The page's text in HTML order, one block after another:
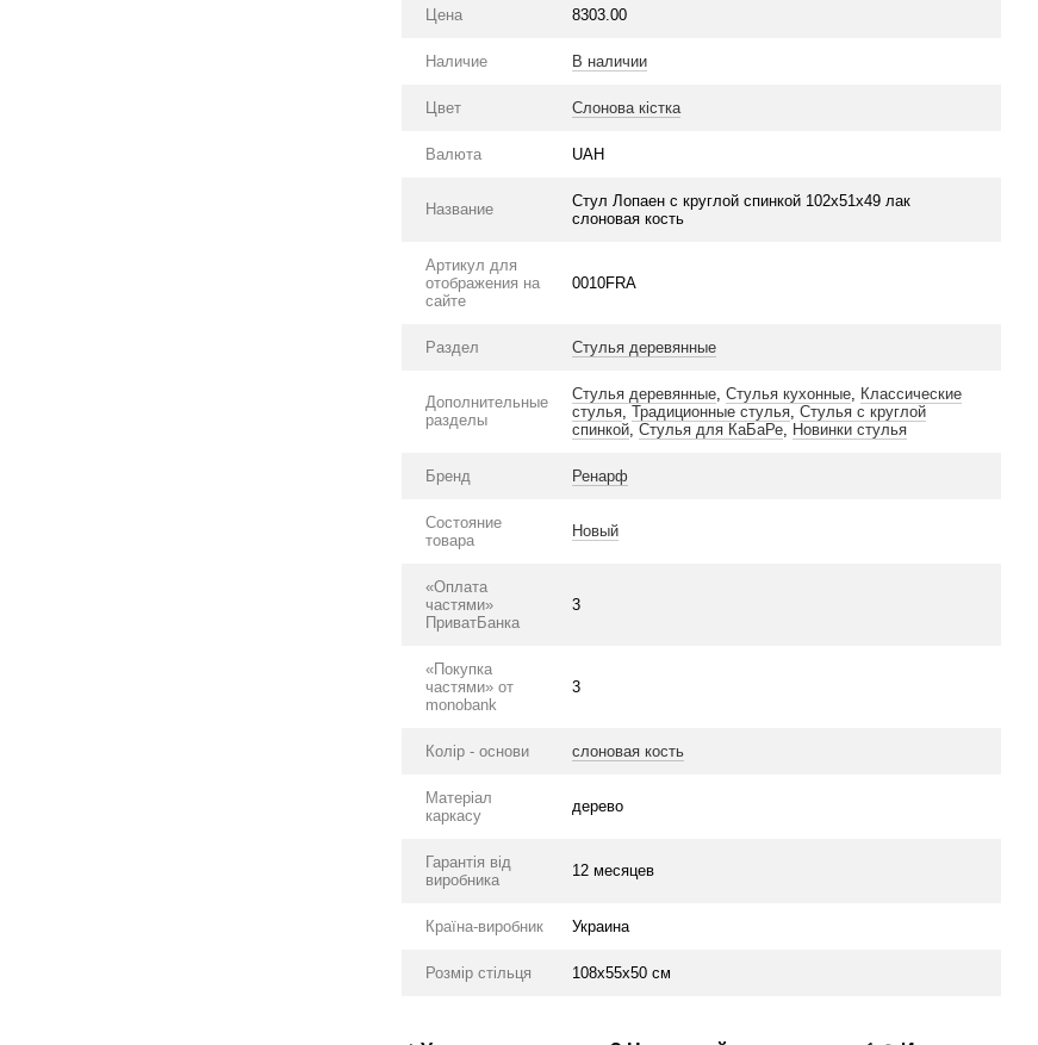
Цена 8303.00
Наличие В наличии
Цвет Слонова кістка
Валюта UAH
Название
Стул Лопаен с круглой спинкой 102х51х49 лак
слоновая кость
Артикул для
отображения на
сайте
0010FRA
Раздел Стулья деревянные
Дополнительные
разделы
Стулья деревянные,Стулья кухонные, Классические
стулья,Традиционные стулья,Стулья с круглой
спинкой,Стулья для КаБаРе, Новинки стулья
Бренд Ренарф
Состояние
товара
Новый
«Оплата
частями»
ПриватБанка
3
«Покупка
частями» от
monobank
3
Колір - основи слоновая кость
Матеріал
каркасу
дерево
Гарантія від
виробника
12 месяцев
Країна-виробник Украина
Розмір стільця 108х55х50 см